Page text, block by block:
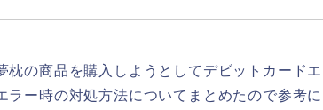
枕の商品を購入しようとしてデビットカード
ラー時の対処方法についてまとめたので参考